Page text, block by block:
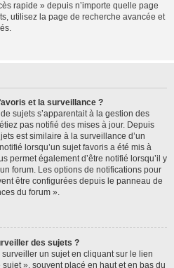
rapide » depuis n’importe quelle page
utilisez la page de recherche avancée et
et la surveillance ?
sujets s’apparentait à la gestion des
pas notifié des mises à jour. Depuis
est similaire à la surveillance d’un
lorsqu’un sujet favoris a été mis à
permet également d’être notifié lorsqu’il y
forum. Les options de notifications pour
être configurées depuis le panneau de
du forum ».
des sujets ?
un sujet en cliquant sur le lien
», souvent placé en haut et en bas du